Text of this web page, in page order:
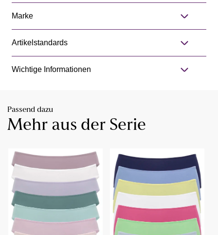
Marke
Artikelstandards
Wichtige Informationen
Passend dazu
Mehr aus der Serie